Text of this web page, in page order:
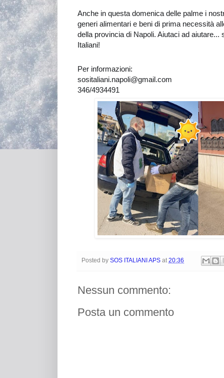
Anche in questa domenica delle palme i
generi alimentari e beni di prima necessità
della provincia di Napoli. Aiutaci ad aiutare...
Italiani!
Per informazioni:
sositaliani.napoli@gmail.com
346/4934491
Posted by SOS ITALIANI APS at 20:36
Nessun commento:
Posta un commento